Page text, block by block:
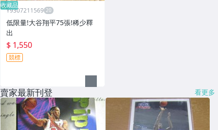
收藏品
Y9307211569
低限量!大谷翔平75張!稀少釋
出
$ 1,550
競標
賣家最新刊登 看更多